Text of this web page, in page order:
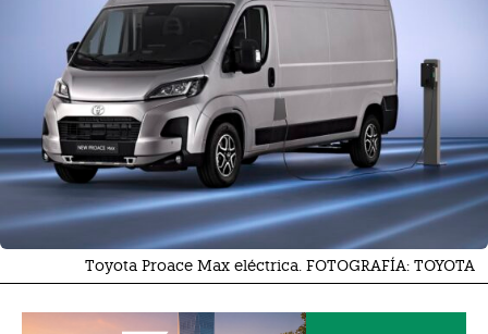
Toyota Proace Max eléctrica. FOTOGRAFÍA: TOYOTA